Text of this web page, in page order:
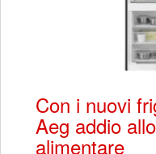
Con i nuovi
Aeg addio
alimentare